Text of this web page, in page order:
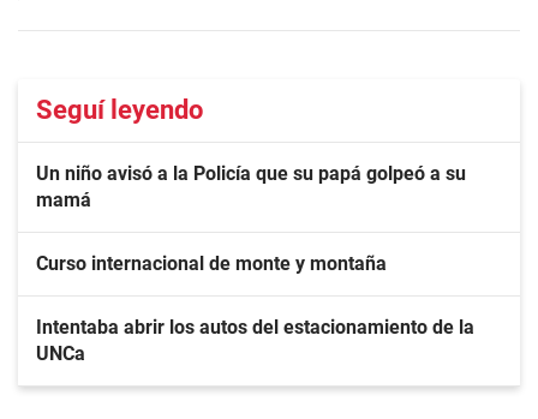
Seguí leyendo
Un niño avisó a la Policía que su papá golpeó a su
mamá
Curso internacional de monte y montaña
Intentaba abrir los autos del estacionamiento de la
UNCa